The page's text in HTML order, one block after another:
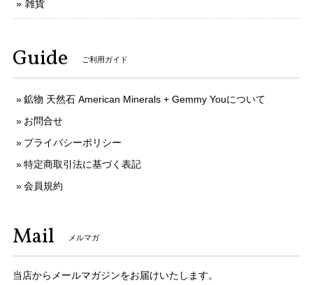
雑貨
Guide ご利用ガイド
鉱物 天然石 American Minerals + Gemmy Youについて
お問合せ
プライバシーポリシー
特定商取引法に基づく表記
会員規約
Mail メルマガ
当店からメールマガジンをお届けいたします。